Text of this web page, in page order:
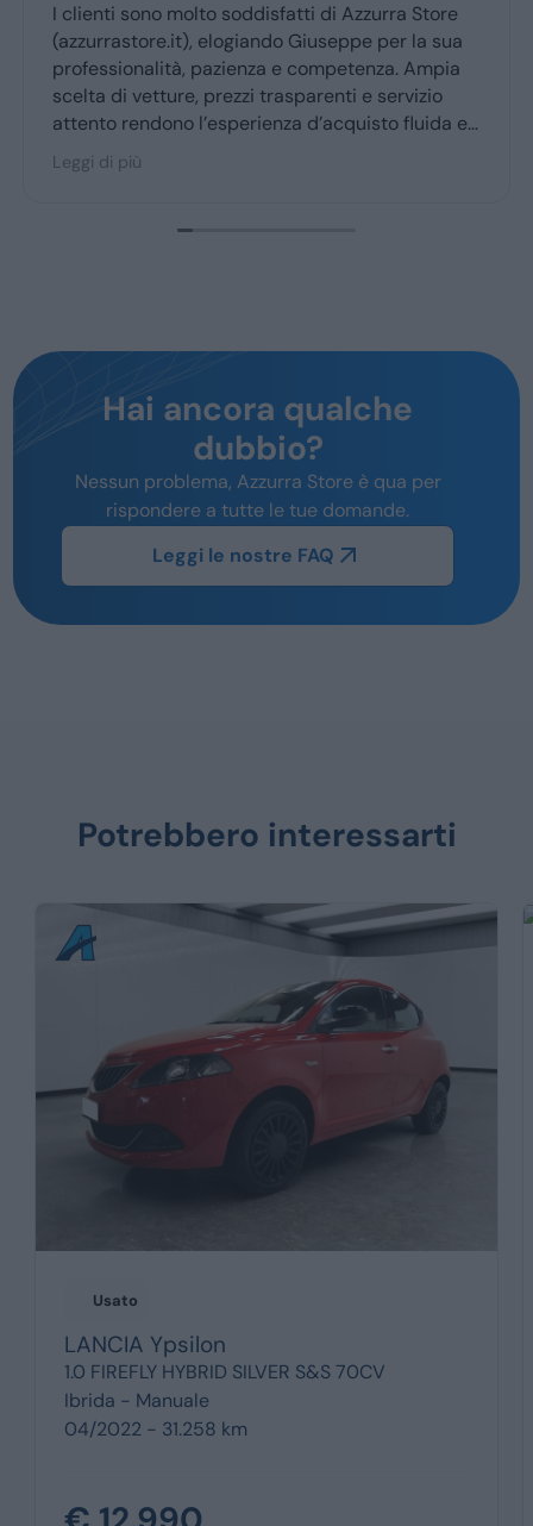
I clienti sono molto soddisfatti di Azzurra Store
(azzurrastore.it), elogiando Giuseppe per la sua
professionalità, pazienza e competenza. Ampia
scelta di vetture, prezzi trasparenti e servizio
attento rendono l’esperienza d’acquisto fluida e
piacevole per la maggior parte degli utenti.
Leggi di più
Hai ancora qualche
dubbio?
Nessun problema, Azzurra Store è qua per
rispondere a tutte le tue domande.
Leggi le nostre FAQ
Potrebbero interessarti
Usato
LANCIA Ypsilon
1.0 FIREFLY HYBRID SILVER S&S 70CV
Ibrida - Manuale
04/2022 - 31.258 km